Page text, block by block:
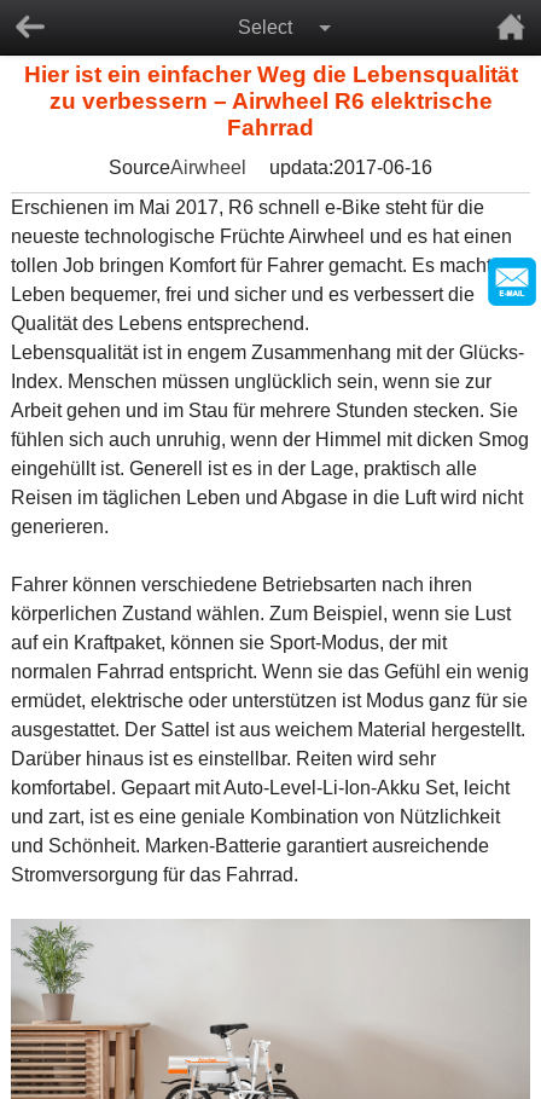
Select
Hier ist ein einfacher Weg die Lebensqualität
zu verbessern – Airwheel R6 elektrische
Fahrrad
SourceAirwheel
updata:2017-06-16
Erschienen im Mai 2017, R6 schnell e-Bike steht für die
neueste technologische Früchte Airwheel und es hat einen
tollen Job bringen Komfort für Fahrer gemacht. Es macht das
Leben bequemer, frei und sicher und es verbessert die
Qualität des Lebens entsprechend.
Lebensqualität ist in engem Zusammenhang mit der Glücks-
Index. Menschen müssen unglücklich sein, wenn sie zur
Arbeit gehen und im Stau für mehrere Stunden stecken. Sie
fühlen sich auch unruhig, wenn der Himmel mit dicken Smog
eingehüllt ist. Generell ist es in der Lage, praktisch alle
Reisen im täglichen Leben und Abgase in die Luft wird nicht
generieren.
Fahrer können verschiedene Betriebsarten nach ihren
körperlichen Zustand wählen. Zum Beispiel, wenn sie Lust
auf ein Kraftpaket, können sie Sport-Modus, der mit
normalen Fahrrad entspricht. Wenn sie das Gefühl ein wenig
ermüdet, elektrische oder unterstützen ist Modus ganz für sie
ausgestattet. Der Sattel ist aus weichem Material hergestellt.
Darüber hinaus ist es einstellbar. Reiten wird sehr
komfortabel. Gepaart mit Auto-Level-Li-Ion-Akku Set, leicht
und zart, ist es eine geniale Kombination von Nützlichkeit
und Schönheit. Marken-Batterie garantiert ausreichende
Stromversorgung für das Fahrrad.